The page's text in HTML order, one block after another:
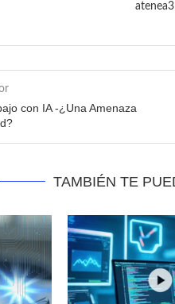
con IA -¿Una Amenaza
TAMBIÉN TE